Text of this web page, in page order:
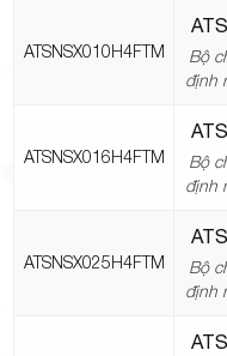
ATSNSX010H4FTM
Bộ
định
ATSNSX016H4FTM
Bộ
định
ATSNSX025H4FTM
Bộ
định